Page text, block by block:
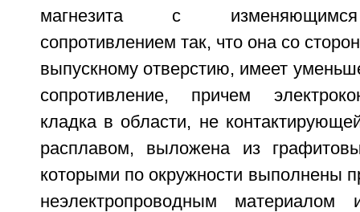
магнезита с изменяющимся
сопротивлением так, что она со
выпускному отверстию, имеет
сопротивление, причем
кладка в области, не
расплавом, выложена из
которыми по окружности выполнены
неэлектропроводным